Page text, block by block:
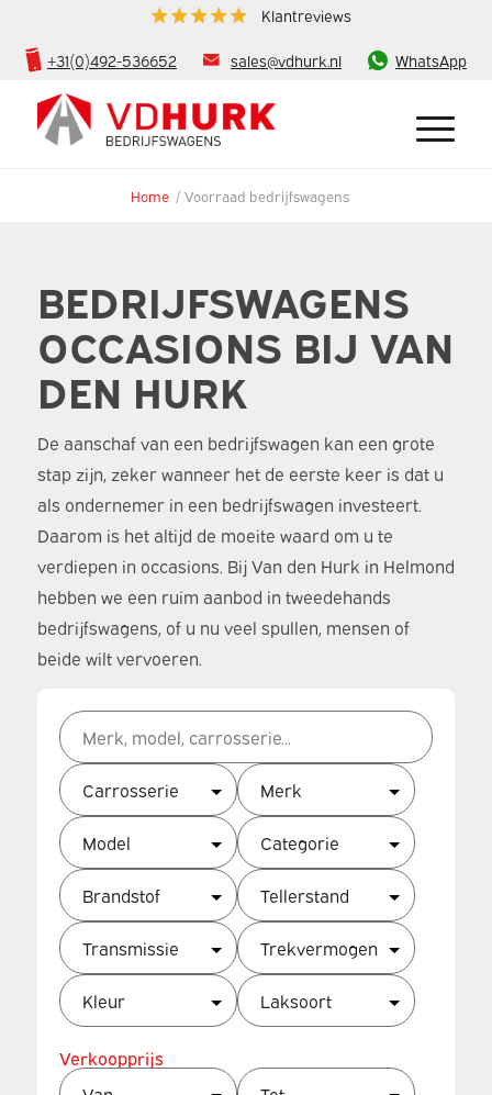
Klantreviews
+31(0)492-536652 sales@vdhurk.nl WhatsApp
Home / Voorraad bedrijfswagens
BEDRIJFSWAGENS
OCCASIONS BIJ VAN
DEN HURK
De aanschaf van een bedrijfswagen kan een grote
stap zijn, zeker wanneer het de eerste keer is dat u
als ondernemer in een bedrijfswagen investeert.
Daarom is het altijd de moeite waard om u te
verdiepen in occasions. Bij Van den Hurk in Helmond
hebben we een ruim aanbod in tweedehands
bedrijfswagens, of u nu veel spullen, mensen of
beide wilt vervoeren.
Verkoopprijs